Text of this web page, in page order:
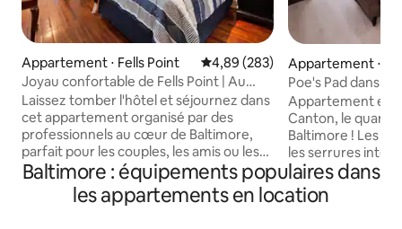
Appartement ⋅ Fells Point Évaluation moyenne sur la
4,89 (283)
Joyau confortable de Fells Point | Au
cœur de Fells Point
Laissez tomber l'hôtel et séjournez dans
cet appartement organisé par des
professionnels au cœur de Baltimore,
parfait pour les couples, les amis ou les
voyageurs en solo. On se sent comme à
la maison ! 4 🛏️ personnes : lit Queen
Size + canapé-lit Queen Size Salle de bain
Appartement ⋅
Poe's Pad dans
Appartement
Canton, le
Baltimore ! Les
les serrures
de surveillance
et l'intimité.
comptoirs en
Baltimore : équipements populaires dans
les appartements en location